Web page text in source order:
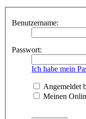
Benutzername:
Passwort:
Ich habe mein
Angemeldet
Meinen